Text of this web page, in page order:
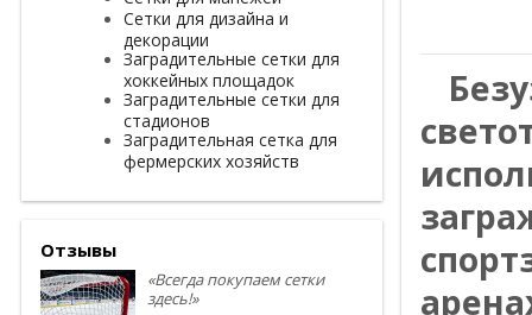
Сетки для дизайна и
декорации
Заградительные сетки для
хоккейных площадок
Заградительные сетки для
стадионов
Заградительная сетка для
фермерских хозяйств
Отзывы
«Всегда покупаем сетки
здесь!»